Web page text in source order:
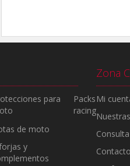
para
de moto
y
Packs
racing
Zona
Mi
Contacto